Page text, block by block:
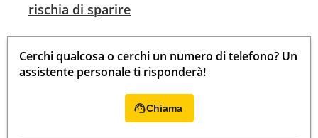
rischia di sparire
Cerchi qualcosa o cerchi un numero di telefono? Un
assistente personale ti risponderà!
Chiama